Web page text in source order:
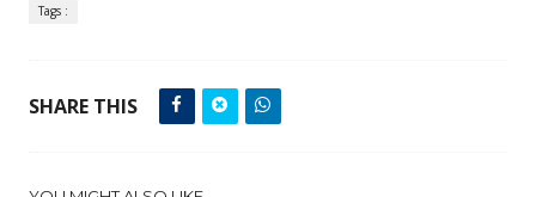
Tags :
SHARE THIS